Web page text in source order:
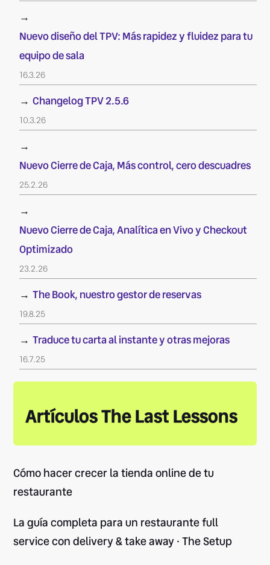
→
Nuevo diseño del TPV: Más rapidez y fluidez para tu
equipo de sala
16.3.26
→ Changelog TPV 2.5.6
10.3.26
→
Nuevo Cierre de Caja, Más control, cero descuadres
25.2.26
→
Nuevo Cierre de Caja, Analítica en Vivo y Checkout
Optimizado
23.2.26
→ The Book, nuestro gestor de reservas
19.8.25
→ Traduce tu carta al instante y otras mejoras
16.7.25
Artículos The Last Lessons
Cómo hacer crecer la tienda online de tu
restaurante
La guía completa para un restaurante full
service con delivery & take away · The Setup